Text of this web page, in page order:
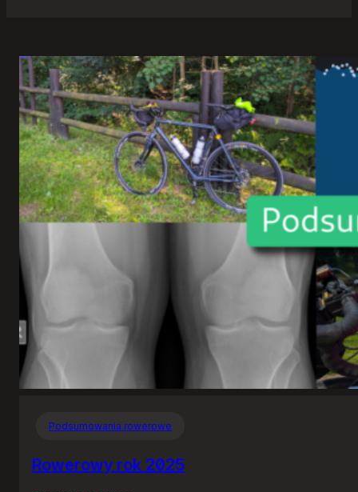
Podsumowania rowerowe
Rowerowy rok 2025